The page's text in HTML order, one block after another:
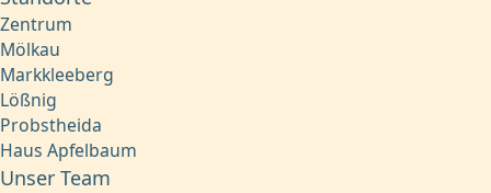
Zentrum
Mölkau
Markkleeberg
Lößnig
Probstheida
Haus Apfelbaum
Unser Team